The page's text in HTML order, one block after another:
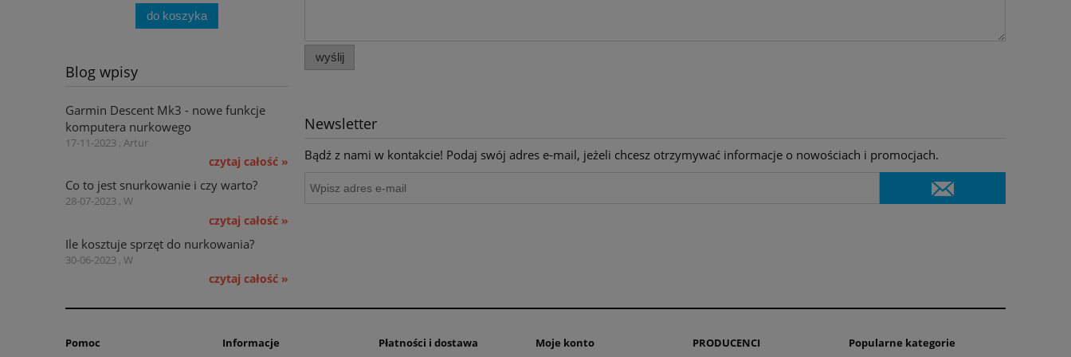
do koszyka
Blog wpisy
Garmin Descent Mk3 - nowe funkcje
komputera nurkowego
17-11-2023 , Artur
czytaj całość »
Co to jest snurkowanie i czy warto?
28-07-2023 , W
czytaj całość »
Ile kosztuje sprzęt do nurkowania?
30-06-2023 , W
czytaj całość »
wyślij
Newsletter
Bądź z nami w kontakcie! Podaj swój adres e-mail, jeżeli chcesz otrzymywać informacje o nowościach i promocjach.
Pomoc Informacje Płatności i dostawa Moje konto PRODUCENCI Popularne kategorie